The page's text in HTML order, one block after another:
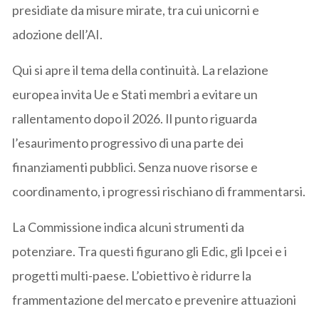
presidiate da misure mirate, tra cui unicorni e
adozione dell’AI.
Qui si apre il tema della continuità. La relazione
europea invita Ue e Stati membri a evitare un
rallentamento dopo il 2026. Il punto riguarda
l’esaurimento progressivo di una parte dei
finanziamenti pubblici. Senza nuove risorse e
coordinamento, i progressi rischiano di frammentarsi.
La Commissione indica alcuni strumenti da
potenziare. Tra questi figurano gli Edic, gli Ipcei e i
progetti multi-paese. L’obiettivo è ridurre la
frammentazione del mercato e prevenire attuazioni